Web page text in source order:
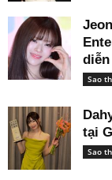
Sao
tại
Sao